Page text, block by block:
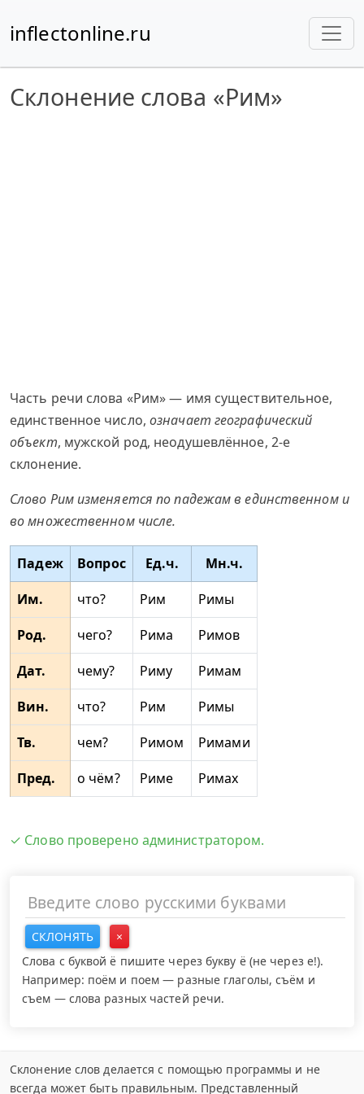
inflectonline.ru
Склонение слова «Рим»
Часть речи слова «Рим» — имя существительное,
единственное число,означает географический
объект, мужской род, неодушевлённое, 2-е
склонение.
Слово Рим изменяется по падежам в единственном и
во множественном числе.
Падеж Вопрос Ед.ч.
Мн.ч.
Им.
что? Рим
Римы
Род.
чего? Рима
Римов
Дат.
чему? Риму
Римам
Вин.
что? Рим
Римы
Тв.
чем? Римом
Римами
Пред.
о чём? Риме Римах
✓ Слово проверено администратором.
СКЛОНЯТЬ
×
Слова с буквой ё пишите через букву ё (не через е!).
Например: поём и поем — разные глаголы, съём и
съем — слова разных частей речи.
Склонение слов делается с помощью программы и не
всегда может быть правильным. Представленный